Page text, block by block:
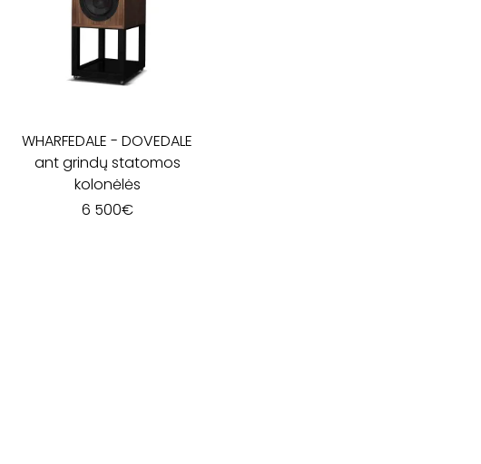
WHARFEDALE -DOVEDALE
ant grindų statomos
kolonėlės
6 500€